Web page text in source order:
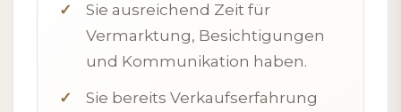
Sie ausreichend Zeit für
Vermarktung, Besichtigungen
und Kommunikation haben.
Sie bereits Verkaufserfahrung